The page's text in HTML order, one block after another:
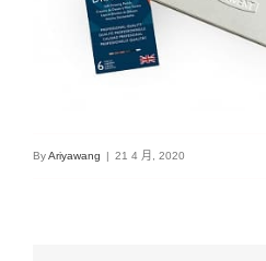
ByAriyawang | 21 4 月, 2020